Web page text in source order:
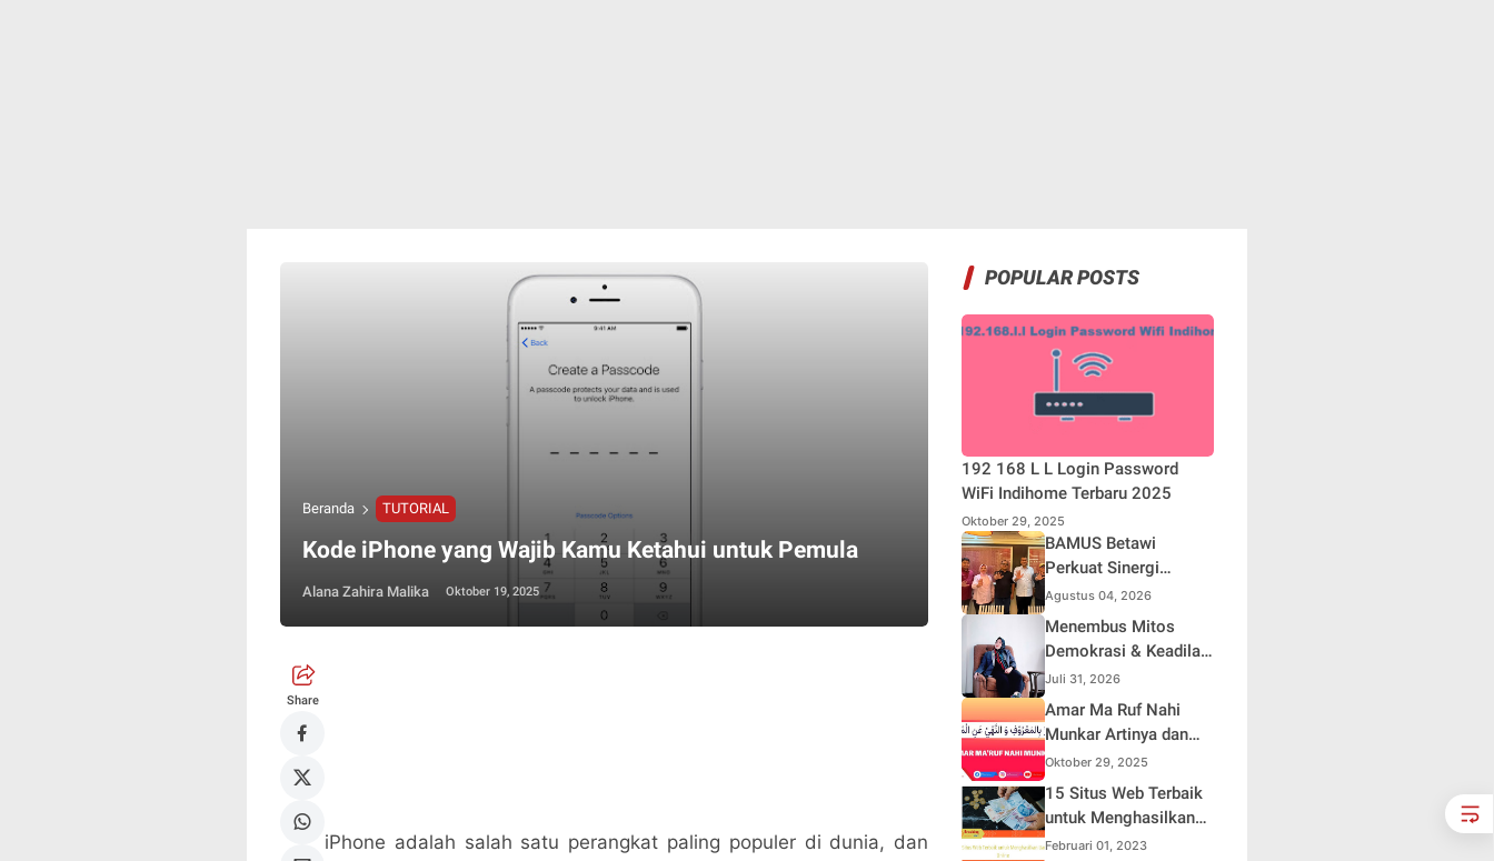
Beranda TUTORIAL
Kode iPhone yang Wajib Kamu Ketahui untuk Pemula
Alana Zahira Malika Oktober 19, 2025
Share
iPhone adalah salah satu perangkat paling populer di dunia, dan
POPULAR POSTS
192 168 L L Login Password
WiFi Indihome Terbaru 2025
Oktober 29, 2025
BAMUS Betawi
Perkuat Sinergi
dengan Polda Metro
Jaya, Tegaskan
Komitmen Menjaga
dan Kondusif Jelang
HUT ke-81 Republik
Indonesia
Agustus 04, 2026
Menembus Mitos
Demokrasi & Keadilan
Sosial: Adv. Fara
Fariha Rodliyana
Soroti Distorsi
Simpati Publik dan
Aksi Main Hakim
Sendiri
Juli 31, 2026
Amar Ma Ruf Nahi
Munkar Artinya dan
Maknanya dalam
Islam
Oktober 29, 2025
15 Situs Web Terbaik
untuk Menghasilkan
Uang Online
Februari 01, 2023